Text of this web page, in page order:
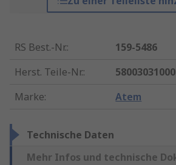
RS Best.-Nr.:
159-5486
Herst. Teile-Nr.:
Marke: Atem
Technische Daten
Mehr Infos und technische